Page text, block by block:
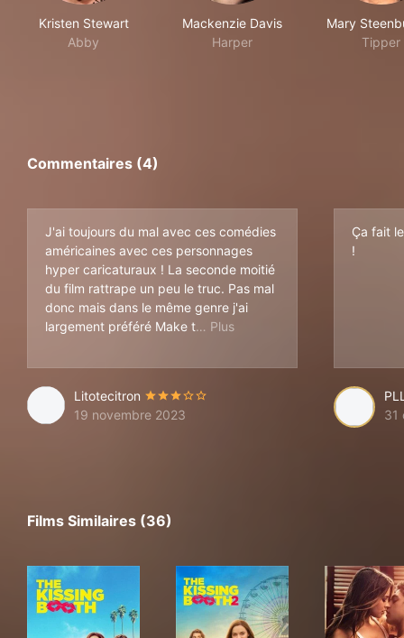
Kristen Stewart
Abby
Mackenzie Davis
Harper
Mary
Tipper
Commentaires (4)
J'ai toujours du mal avec ces comédies
américaines avec ces personnages
hyper caricaturaux ! La seconde moitié
du film rattrape un peu le truc. Pas mal
donc mais dans le même genre j'ai
largement préféré Make t
he yuletide gay
Litotecitron
19 novembre 2023
Ça fait
!
31
Films Similaires (36)